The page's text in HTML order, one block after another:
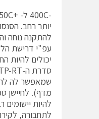
יותר רחב.
להתקנה נוחה
עפ"י דרישת
שמאפשר לה
מדף). לחיישן
להיות יישומים